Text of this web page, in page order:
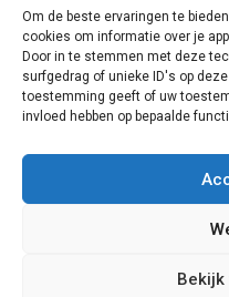
Om de beste ervaringen te
cookies om informatie over je
Door in te stemmen met deze
surfgedrag of unieke ID's op
toestemming geeft of uw
invloed hebben op bepaalde
Bekijk
Privacyverklaring